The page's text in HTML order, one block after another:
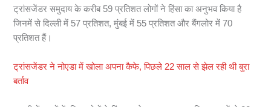
ट्रांसजेंडर समुदाय के करीब 59 प्रतिशत लोगों ने हिंसा का अनुभव किया है
जिनमें से दिल्ली में 57 प्रतिशत, मुंबई में 55 प्रतिशत और बैंगलोर में 70
प्रतिशत हैं।
ट्रांसजेंडर ने नोएडा में खोला अपना कैफे, पिछले 22 साल से झेल रही थी बुरा
बर्ताव